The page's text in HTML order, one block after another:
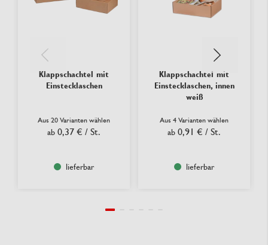
Klappschachtel mit
Einstecklaschen
Aus 20 Varianten wählen
ab 0,37 € / St.
lieferbar
Klappschachtel mit
Einstecklaschen, innen
weiß
Aus 4 Varianten wählen
ab 0,91 € / St.
lieferbar